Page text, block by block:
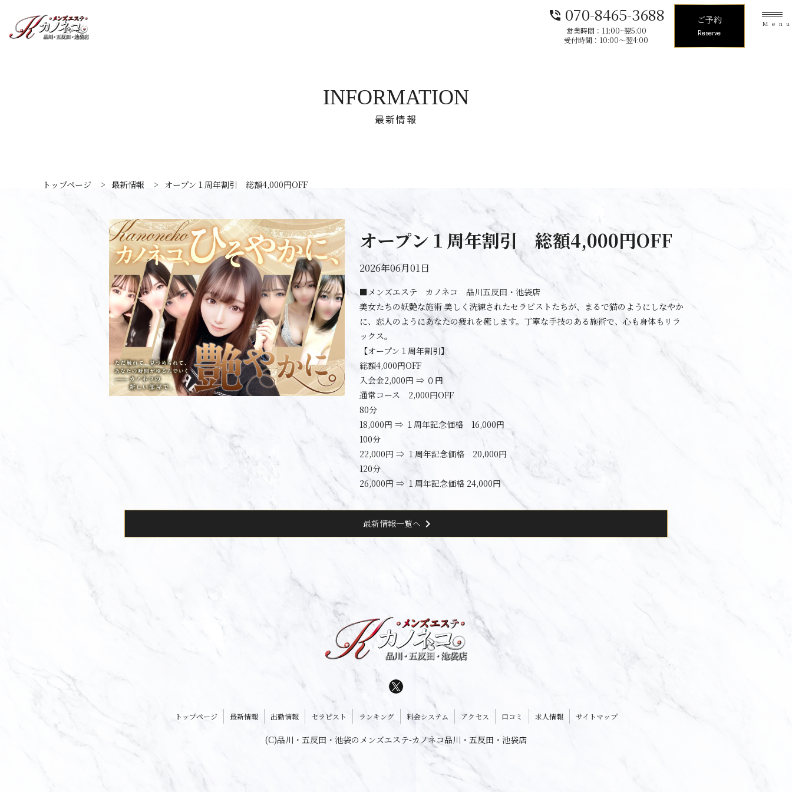
phone_in_talk 070-8465-3688
営業時間：11:00~翌5:00
受付時間：10:00〜翌4:00
ご予約
Reserve
最新情報
INFORMATION
トップページ > 最新情報 > オープン１周年割引 総額4,000円OFF
オープン１周年割引 総額4,000円OFF
2026年06月01日
■メンズエステ カノネコ 品川五反田・池袋店
美女たちの妖艶な施術 美しく洗練されたセラピストたちが、まるで猫のようにしなやか
に、恋人のようにあなたの疲れを癒します。丁寧な手技のある施術で、心も身体もリラ
ックス。
【オープン１周年割引】
総額4,000円OFF
入会金2,000円 ⇒ ０円
通常コース 2,000円OFF
80分
18,000円 ⇒ １周年記念価格 16,000円
100分
22,000円 ⇒ １周年記念価格 20,000円
120分
26,000円 ⇒ １周年記念価格 24,000円
最新情報一覧へ chevron_right
トップページ 最新情報 出勤情報 セラピスト ランキング 料金システム アクセス 口コミ 求人情報 サイトマップ
(C)品川・五反田・池袋のメンズエステ-カノネコ品川・五反田・池袋店